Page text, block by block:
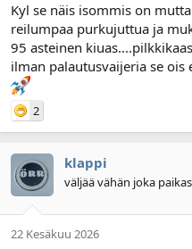
Kyl se näis isommis on
reilumpaa purkujuttua ja
95 asteinen
ilman palautusvaijeria se
2
klappi
väljää vähän joka
22 Kesäkuu 2026